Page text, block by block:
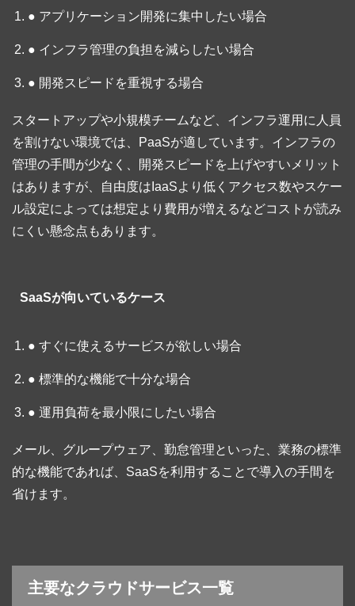
● アプリケーション開発に集中したい場合
● インフラ管理の負担を減らしたい場合
● 開発スピードを重視する場合
スタートアップや小規模チームなど、インフラ運用に人員
を割けない環境では、PaaSが適しています。インフラの
管理の手間が少なく、開発スピードを上げやすいメリット
はありますが、自由度はIaaSより低くアクセス数やスケー
ル設定によっては想定より費用が増えるなどコストが読み
にくい懸念点もあります。
SaaSが向いているケース
● すぐに使えるサービスが欲しい場合
● 標準的な機能で十分な場合
● 運用負荷を最小限にしたい場合
メール、グループウェア、勤怠管理といった、業務の標準
的な機能であれば、SaaSを利用することで導入の手間を
省けます。
主要なクラウドサービス一覧